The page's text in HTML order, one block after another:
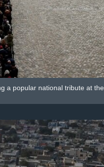
a popular national tribute at